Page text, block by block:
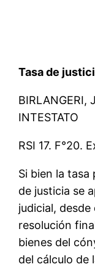
Tasa de
BIRLANGERI,
INTESTATO
RSI 17. F°20.
Si bien la
de justicia se
judicial,
resolución
bienes del
del cálculo de